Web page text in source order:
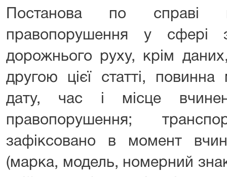
Постанова по справі
правопорушення у сфері
дорожнього руху, крім
другою цієї статті, повинна
дату, час і місце
правопорушення;
зафіксовано в момент
(марка, модель, номерний